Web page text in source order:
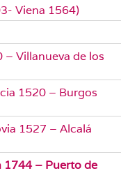
Viena 1564)
– Villanueva de los
1520 – Burgos
1527 – Alcalá
1744 – Puerto de